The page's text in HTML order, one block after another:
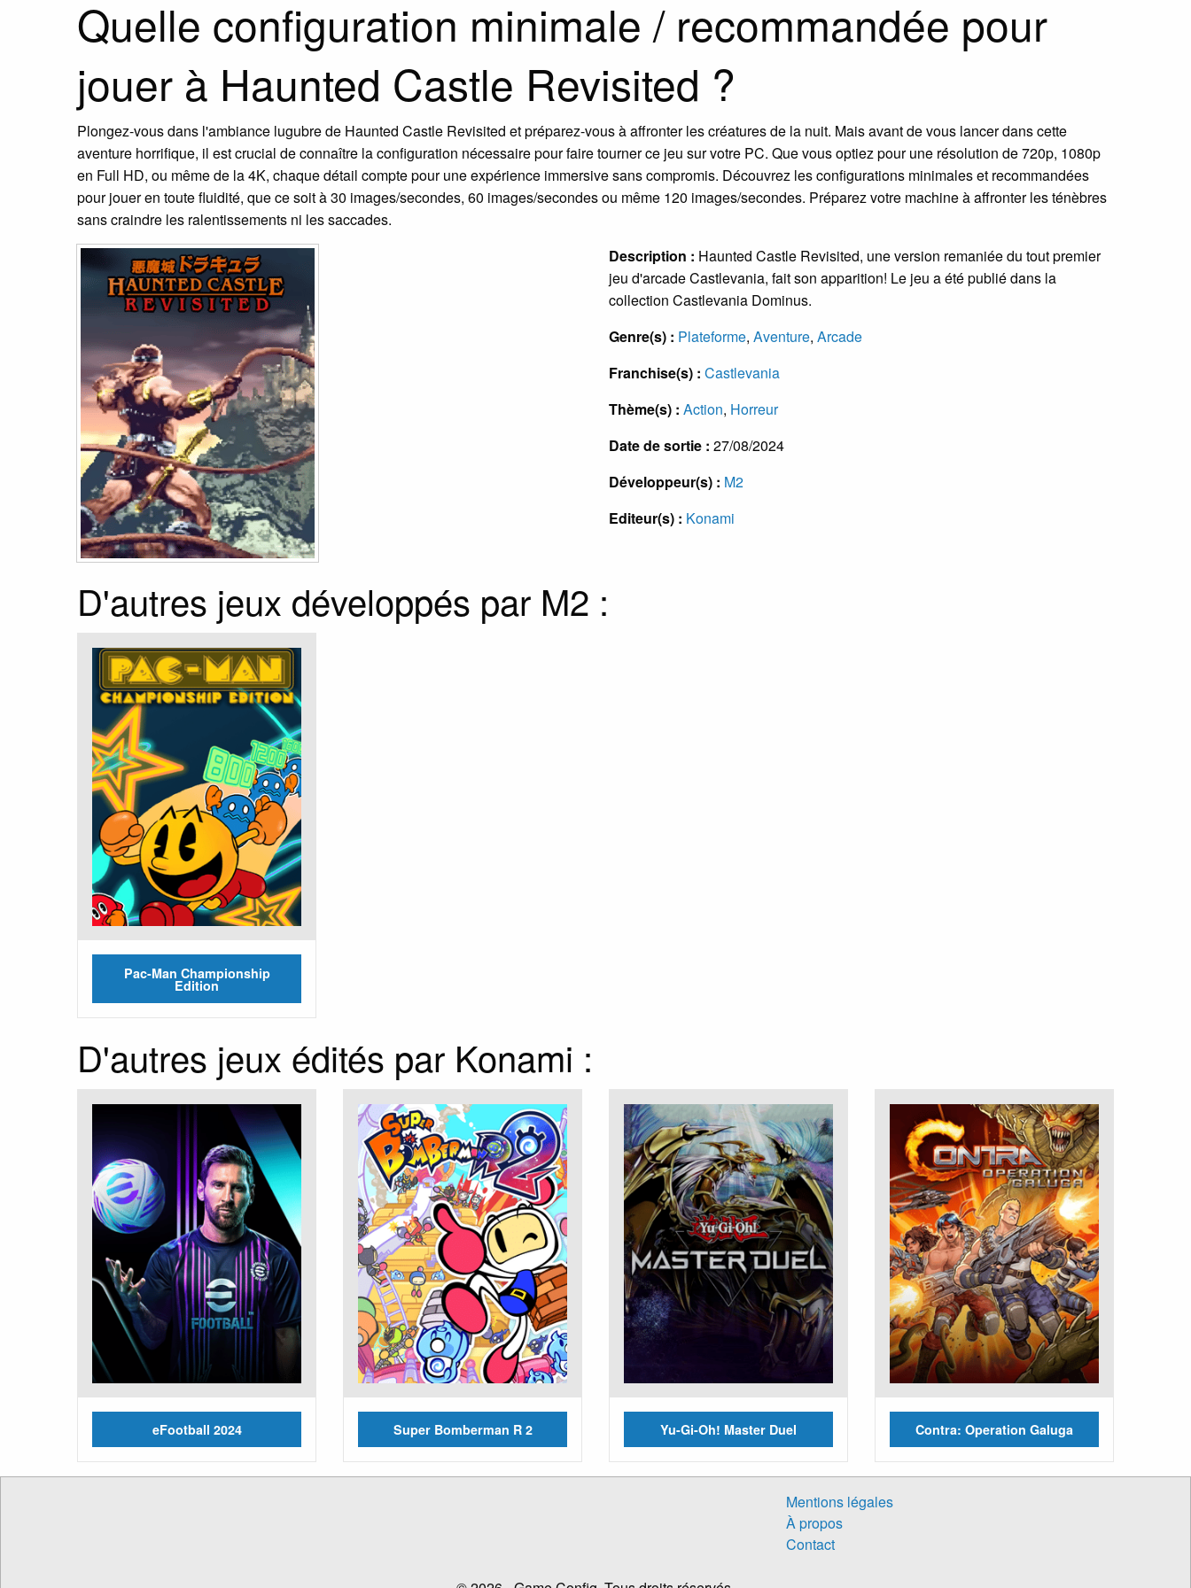
Quelle configuration minimale / recommandée pour
jouer à Haunted Castle Revisited ?
Plongez-vous dans l'ambiance lugubre de Haunted Castle Revisited et préparez-vous à affronter les créatures de la nuit. Mais avant de vous lancer dans cette
aventure horrifique, il est crucial de connaître la configuration nécessaire pour faire tourner ce jeu sur votre PC. Que vous optiez pour une résolution de 720p, 1080p
en Full HD, ou même de la 4K, chaque détail compte pour une expérience immersive sans compromis. Découvrez les configurations minimales et recommandées
pour jouer en toute fluidité, que ce soit à 30 images/secondes, 60 images/secondes ou même 120 images/secondes. Préparez votre machine à affronter les ténèbres
sans craindre les ralentissements ni les saccades.
Description : Haunted Castle Revisited, une version remaniée du tout premier
jeu d'arcade Castlevania, fait son apparition! Le jeu a été publié dans la
collection Castlevania Dominus.
Genre(s) : Plateforme, Aventure, Arcade
Franchise(s) : Castlevania
Thème(s) : Action, Horreur
Date de sortie : 27/08/2024
Développeur(s) : M2
Editeur(s) : Konami
D'autres jeux développés par M2 :
Pac-Man Championship
Edition
D'autres jeux édités par Konami :
eFootball 2024 Super Bomberman R 2 Yu-Gi-Oh! Master Duel Contra: Operation Galuga
Mentions légales
À propos
Contact